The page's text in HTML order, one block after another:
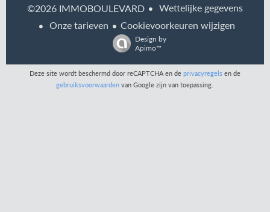
©2026 IMMOBOULEVARD
Wettelijke gegevens
Onze tarieven
Cookievoorkeuren wijzigen
Design by
Apimo™
Deze site wordt beschermd door reCAPTCHA en de privacyregels en de
gebruiksvoorwaarden van Google zijn van toepassing.